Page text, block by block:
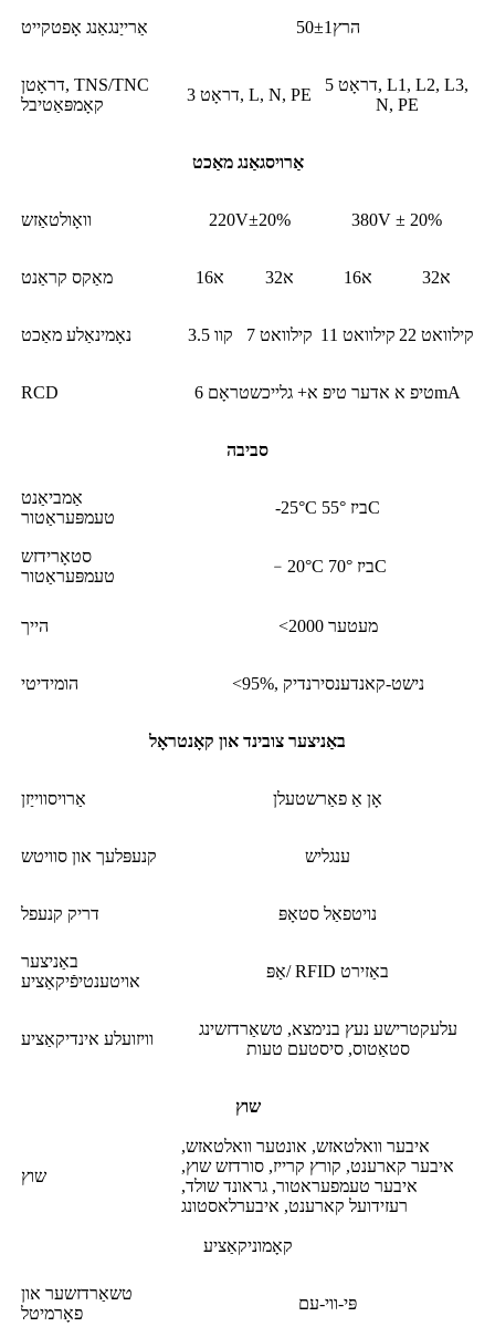
אַרייַנגאַנג אָפטקייט 50±1הרץ
דראָטן, TNS/TNC
קאָמפּאַטיבל
3 דראָט, L, N, PE
5 דראָט, L1, L2, L3,
N, PE
אַרויסגאַנג מאַכט
וואָולטאַזש 220V±20% 380V ± 20%
מאַקס קראַנט 16א 32א 16א 32א
נאָמינאַלע מאַכט 3.5 קוו 7 קילוואט 11 קילוואט 22 קילוואט
RCD טיפ א אדער טיפ א+ גלייכשטראָם 6mA
סביבה
אַמביאַנט
טעמפּעראַטור
-25°C ביז 55°C
סטאָרידזש
טעמפּעראַטור
﹣20°C ביז 70°C
הייך <2000 מעטער
הומידיטי <95%, נישט-קאנדענסירנדיק
באַניצער צובינד און קאָנטראָל
אַרויסווייַזן אָן אַ פאַרשטעלן
קנעפּלעך און סוויטש ענגליש
דריק קנעפל נויטפאַל סטאָפּ
באַניצער
אויטענטיפֿיקאַציע
אַפּ/ RFID באַזירט
וויזועלע אינדיקאַציע
עלעקטרישע נעץ בנימצא, טשאַרדזשינג
סטאַטוס, סיסטעם טעות
שוץ
שוץ
איבער וואלטאזש, אונטער וואלטאזש,
איבער קארענט, קורץ קרייז, סורדזש שוץ,
איבער טעמפעראטור, גראונד שולד,
רעזידועל קארענט, איבערלאסטונג
קאָמוניקאַציע
טשאַרדזשער און
פאָרמיטל
פּי-ווי-עם